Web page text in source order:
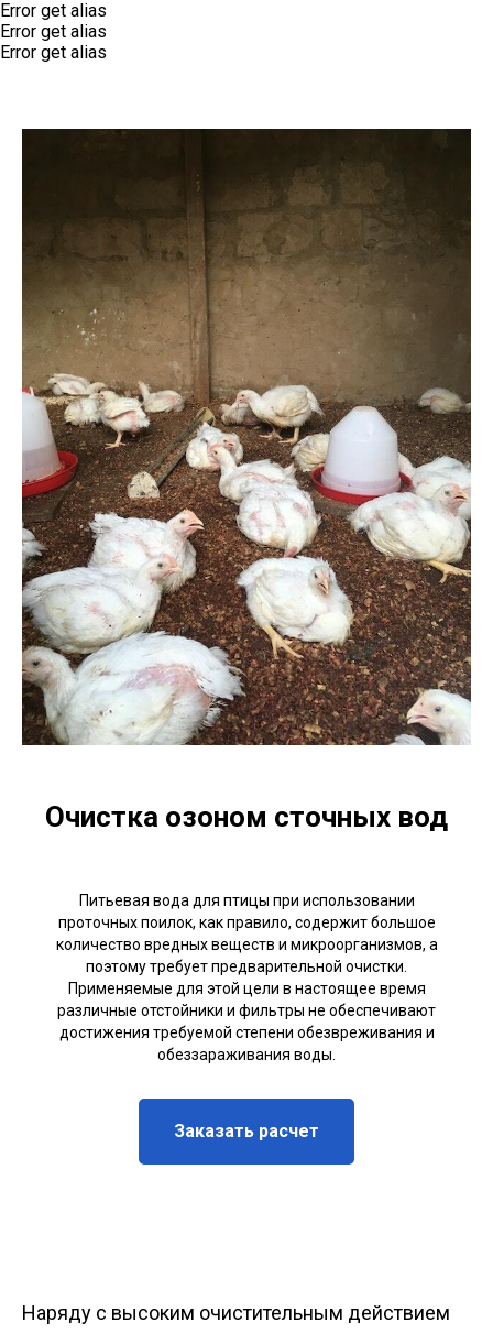
Error get alias
Error get alias
Error get alias
Очистка озоном сточных вод
Питьевая вода для птицы при использовании
проточных поилок, как правило, содержит большое
количество вредных веществ и микроорганизмов, а
поэтому требует предварительной очистки.
Применяемые для этой цели в настоящее время
различные отстойники и фильтры не обеспечивают
достижения требуемой степени обезвреживания и
обеззараживания воды.
Заказать расчет
Наряду с высоким очистительным действием